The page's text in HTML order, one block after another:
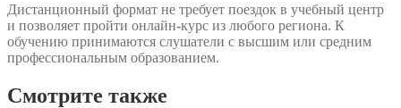
Дистанционный формат не требует поездок в учебный центр
и позволяет пройти онлайн-курс из любого региона. К
обучению принимаются слушатели с высшим или средним
профессиональным образованием.
Смотрите также